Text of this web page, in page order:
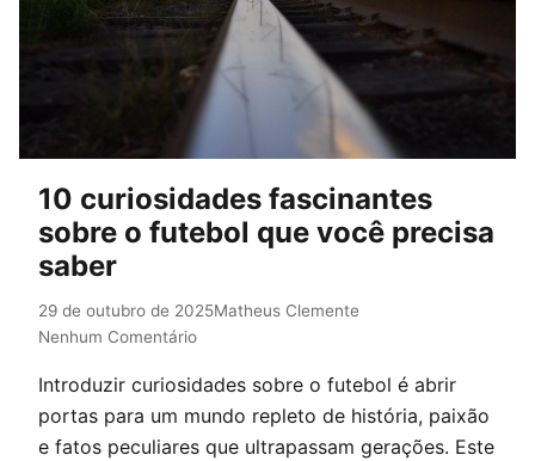
10 curiosidades fascinantes
sobre o futebol que você precisa
saber
29 de outubro de 2025Matheus Clemente
Nenhum Comentário
Introduzir curiosidades sobre o futebol é abrir
portas para um mundo repleto de história, paixão
e fatos peculiares que ultrapassam gerações. Este